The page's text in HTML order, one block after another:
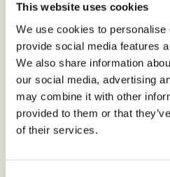
This website uses cookies
We use cookies to personalise
provide social media features
We also share information
our social media, advertising
may combine it with other
provided to them or that
of their services.
Il legal design nelle
La filosofia del legal design è
dell'obbligo informativo in campo
dall’analisi dei testi delle
degli utenti è più spiccata.